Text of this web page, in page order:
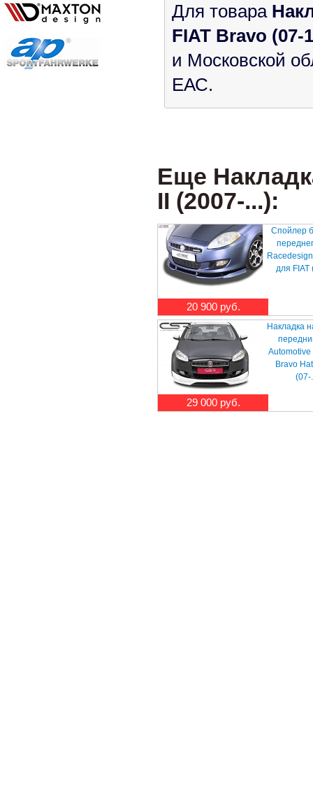
Для товара
FIAT Bravo (07-
и Московской
ЕАС.
Еще
II (2007-...):
20 900 руб.
Спойлер
для FIAT
29 000 руб.
Накладка
Automotive
Bravo
(07-